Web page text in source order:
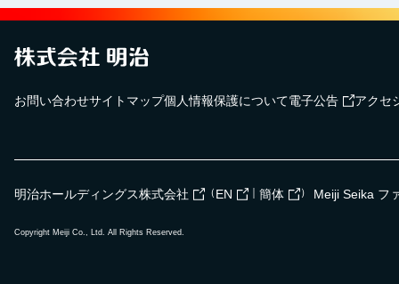
お問い合わせサイトマップ個人情報保護について電子公告 アクセ
明治ホールディングス株式会社 （ EN 簡体 ） Meiji Seika フ
Copyright Meiji Co., Ltd. All Rights Reserved.